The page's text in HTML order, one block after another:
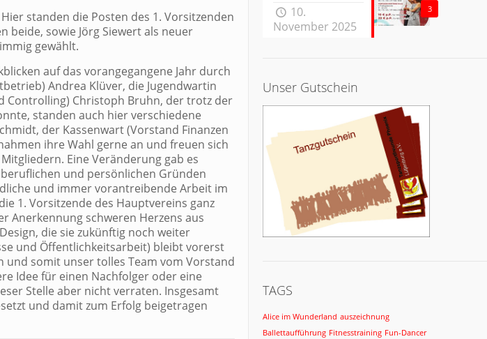
standen die Posten des 1. Vorsitzenden
beide, sowie Jörg Siewert als neuer
gewählt.
auf das vorangegangene Jahr durch
Andrea Klüver, die Jugendwartin
Controlling) Christoph Bruhn, der trotz der
standen auch hier verschiedene
der Kassenwart (Vorstand Finanzen
ihre Wahl gerne an und freuen sich
Eine Veränderung gab es
und persönlichen Gründen
und immer vorantreibende Arbeit im
1. Vorsitzende des Hauptvereins ganz
Anerkennung schweren Herzens aus
die sie zukünftig noch weiter
und Öffentlichkeitsarbeit) bleibt vorerst
und somit unser tolles Team vom Vorstand
Idee für einen Nachfolger oder eine
Stelle aber nicht verraten. Insgesamt
und damit zum Erfolg beigetragen
3
10.
November 2025
Unser Gutschein
TAGS
Alice im Wunderland auszeichnung
Ballettaufführung Fitnesstraining Fun-Dancer